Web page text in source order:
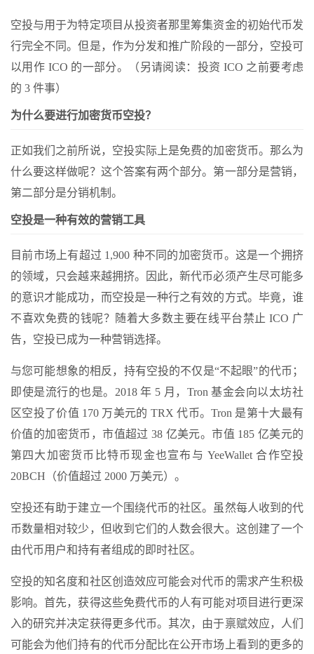
空投与用于为特定项目从投资者那里筹集资金的初始代币发
行完全不同。但是，作为分发和推广阶段的一部分，空投可
以用作 ICO 的一部分。（另请阅读： 投资 ICO 之前要考虑
的 3 件事）
为什么要进行加密货币空投？
正如我们之前所说，空投实际上是免费的加密货币。那么为
什么要这样做呢？这个答案有两个部分。第一部分是营销，
第二部分是分销机制。
空投是一种有效的营销工具
目前市场上有超过 1,900 种不同的加密货币。这是一个拥挤
的领域，只会越来越拥挤。因此，新代币必须产生尽可能多
的意识才能成功，而空投是一种行之有效的方式。毕竟，谁
不喜欢免费的钱呢？随着大多数主要在线平台禁止 ICO 广
告，空投已成为一种营销选择。
与您可能想象的相反，持有空投的不仅是“不起眼”的代币；
即使是流行的也是。2018 年 5 月，Tron 基金会向以太坊社
区空投了价值 170 万美元的 TRX 代币。Tron 是第十大最有
价值的加密货币，市值超过 38 亿美元。市值 185 亿美元的
第四大加密货币比特币现金也宣布 与 YeeWallet 合作空投
20BCH（价值超过 2000 万美元） 。
空投还有助于建立一个围绕代币的社区。虽然每人收到的代
币数量相对较少，但收到它们的人数会很大。这创建了一个
由代币用户和持有者组成的即时社区。
空投的知名度和社区创造效应可能会对代币的需求产生积极
影响。首先，获得这些免费代币的人有可能对项目进行更深
入的研究并决定获得更多代币。其次，由于禀赋效应，人们
可能会为他们持有的代币分配比在公开市场上看到的更多的